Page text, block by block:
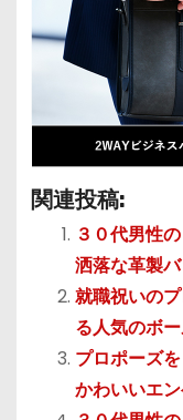
関連投稿:
３０代男性
洒落な革製
就職祝いの
る人気のボ
プロポーズ
かわいいエ